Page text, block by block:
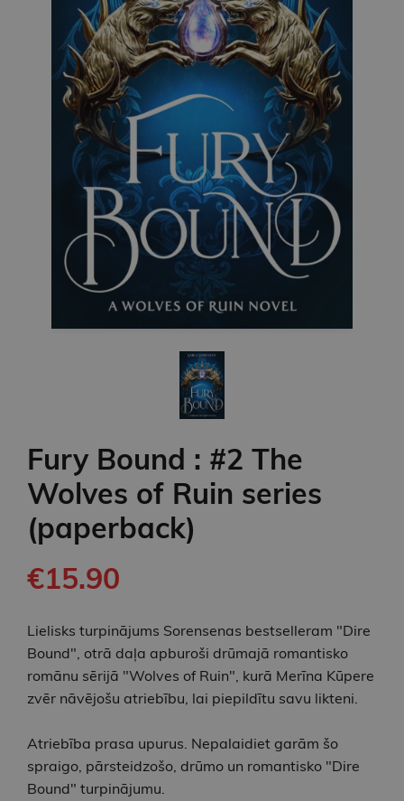
Fury Bound : #2 The
Wolves of Ruin series
(paperback)
€15.90
Lielisks turpinājums Sorensenas bestselleram "Dire
Bound", otrā daļa apburoši drūmajā romantisko
romānu sērijā "Wolves of Ruin", kurā Merīna Kūpere
zvēr nāvējošu atriebību, lai piepildītu savu likteni.
Atriebība prasa upurus. Nepalaidiet garām šo
spraigo, pārsteidzošo, drūmo un romantisko "Dire
Bound" turpinājumu.